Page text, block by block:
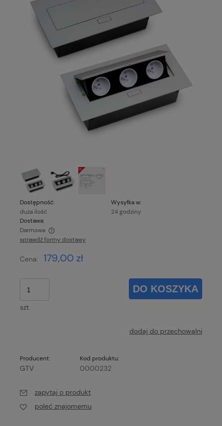
Dostępność:
duża ilość
Wysyłka w:
24 godziny
Dostawa:
Darmowa
Cena nie zawiera ewentualnych kosztów płatności
sprawdź formy dostawy
Cena: 179,00 zł
szt.
DO KOSZYKA
dodaj do przechowalni
Producent:
GTV
Kod produktu:
0000232
zapytaj o produkt
poleć znajomemu